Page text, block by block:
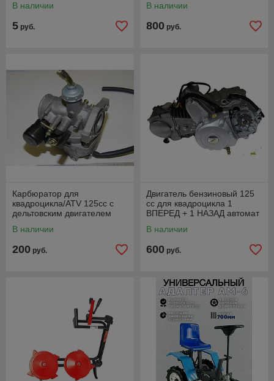
В наличии
5 руб.
В наличии
800 руб.
Карбюратор для
квадроцикла/ATV 125cc с
дельтовским двигателем
В наличии
200 руб.
Двигатель бензиновый 125
сс для квадроцикла 1
ВПЕРЕД + 1 НАЗАД автомат
В наличии
600 руб.